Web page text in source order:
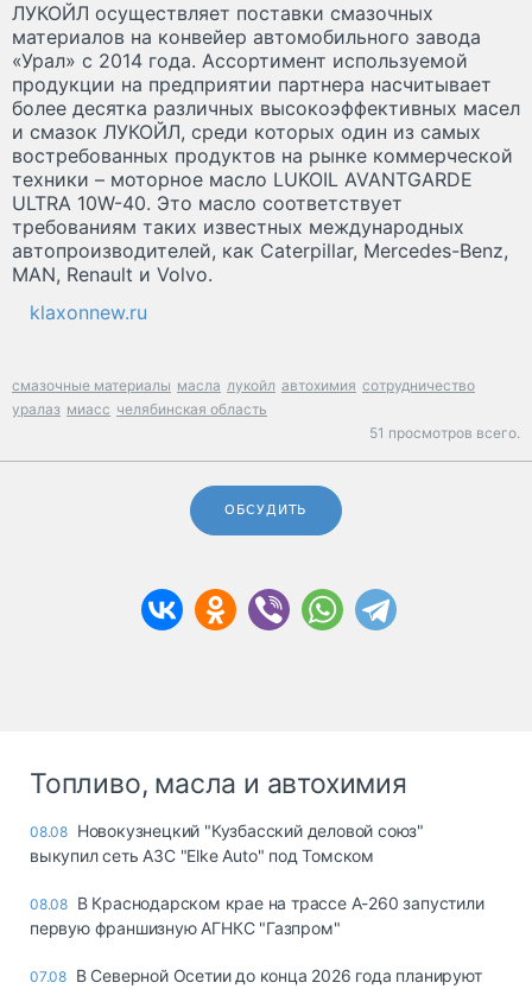
ЛУКОЙЛ осуществляет поставки смазочных
материалов на конвейер автомобильного завода
«Урал» с 2014 года. Ассортимент используемой
продукции на предприятии партнера насчитывает
более десятка различных высокоэффективных масел
и смазок ЛУКОЙЛ, среди которых один из самых
востребованных продуктов на рынке коммерческой
техники – моторное масло LUKOIL AVANTGARDE
ULTRA 10W-40. Это масло соответствует
требованиям таких известных международных
автопроизводителей, как Caterpillar, Mercedes-Benz,
MAN, Renault и Volvo.
klaxonnew.ru
смазочные материалы масла лукойл автохимия сотрудничество
уралаз миасс челябинская область
51 просмотров всего.
ОБСУДИТЬ
Топливо, масла и автохимия
08.08 Новокузнецкий "Кузбасский деловой союз"
выкупил сеть АЗС "Elke Auto" под Томском
08.08 В Краснодарском крае на трассе А-260 запустили
первую франшизную АГНКС "Газпром"
07.08 В Северной Осетии до конца 2026 года планируют